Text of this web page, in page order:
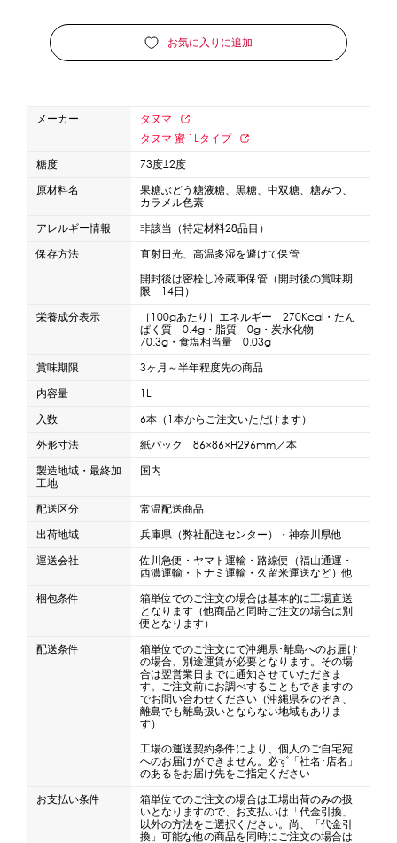
販促
氷旗 のぼり 横幕 風船
ポスター
その他のPRアイテム
台湾かき氷「Snow-kiss（スノーキッス）」
CLOSE
お気に入りに追加
メーカー
タヌマ
タヌマ 蜜 1Lタイプ
糖度
73度±2度
原材料名
果糖ぶどう糖液糖、黒糖、中双糖、糖みつ、
カラメル色素
アレルギー情報
非該当（特定材料28品目）
保存方法
直射日光、高温多湿を避けて保管
開封後は密栓し冷蔵庫保管（開封後の賞味期
限 14日）
栄養成分表示
［100gあたり］エネルギー 270Kcal・たん
ぱく質 0.4g・脂質 0g・炭水化物
70.3g・食塩相当量 0.03g
賞味期限
3ヶ月～半年程度先の商品
内容量
1L
入数
6本（1本からご注文いただけます）
外形寸法
紙パック 86×86×H296mm／本
製造地域・最終加
工地
国内
配送区分
常温配送商品
出荷地域
兵庫県（弊社配送センター）・神奈川県他
運送会社
佐川急便・ヤマト運輸・路線便（福山通運・
西濃運輸・トナミ運輸・久留米運送など）他
梱包条件
箱単位でのご注文の場合は基本的に工場直送
となります（他商品と同時ご注文の場合は別
便となります）
配送条件
箱単位でのご注文にて沖縄県･離島へのお届け
の場合、別途運賃が必要となります。その場
合は翌営業日までに通知させていただきま
す。ご注文前にお調べすることもできますの
でお問い合わせください（沖縄県をのぞき、
離島でも離島扱いとならない地域もありま
す）
工場の運送契約条件により、個人のご自宅宛
へのお届けができません。必ず「社名･店名」
のあるをお届け先をご指定ください
お支払い条件
箱単位でのご注文の場合は工場出荷のみの扱
いとなりますので、お支払いは「代金引換」
以外の方法をご選択ください。尚、「代金引
換」可能な他の商品を同時にご注文の場合は